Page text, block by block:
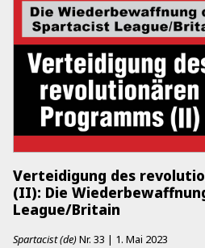
Verteidigung des
(II): Die
League/Britain
Spartacist (de)Nr. 33 | 1. Mai 2023